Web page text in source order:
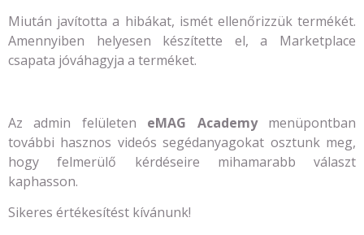
Miután javította a hibákat, ismét ellenőrizzük termékét.
Amennyiben helyesen készítette el, a Marketplace
csapata jóváhagyja a terméket.
Az admin felületen eMAG Academymenüpontban
további hasznos videós segédanyagokat osztunk meg,
hogy felmerülő kérdéseire mihamarabb választ
kaphasson.
Sikeres értékesítést kívánunk!